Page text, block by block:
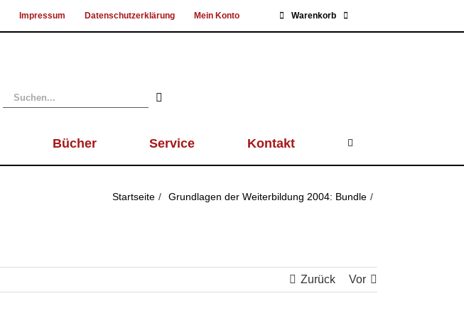
Impressum Datenschutzerklärung Mein Konto Warenkorb
Suche
nach:
Bücher Service Kontakt
Startseite Grundlagen der Weiterbildung 2004: Bundle
Zurück Vor